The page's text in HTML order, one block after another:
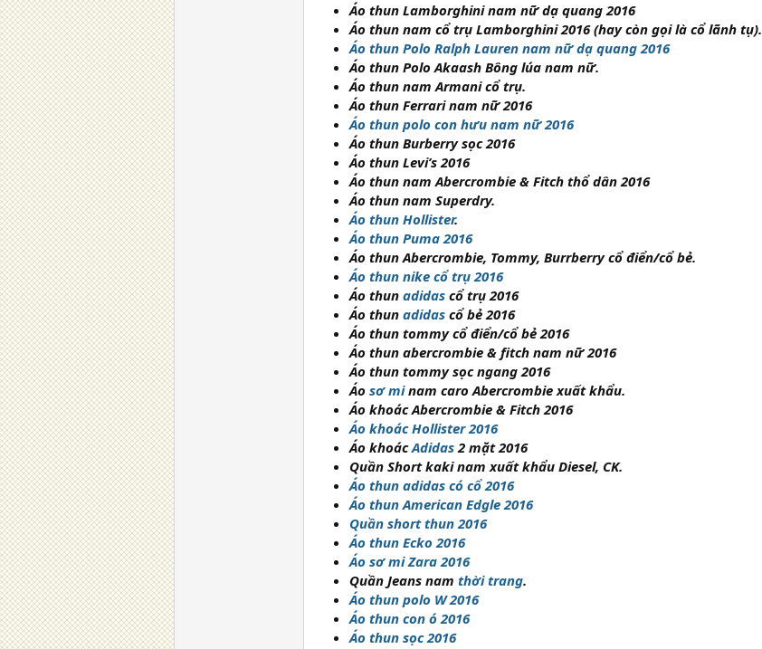
Áo thun Lamborghini nam nữ dạ quang 2016
Áo thun nam cổ trụ Lamborghini 2016 (hay còn gọi là cổ lãnh tụ).
Áo thun Polo Ralph Lauren nam nữ dạ quang 2016
Áo thun Polo Akaash Bông lúa nam nữ.
Áo thun nam Armani cổ trụ.
Áo thun Ferrari nam nữ 2016
Áo thun polo con hưu nam nữ 2016
Áo thun Burberry sọc 2016
Áo thun Levi’s 2016
Áo thun nam Abercrombie & Fitch thổ dân 2016
Áo thun nam Superdry.
Áo thun Hollister.
Áo thun Puma 2016
Áo thun Abercrombie, Tommy, Burrberry cổ điển/cổ bẻ.
Áo thun nike cổ trụ 2016
Áo thun adidas cổ trụ 2016
Áo thun adidas cổ bẻ 2016
Áo thun tommy cổ điển/cổ bẻ 2016
Áo thun abercrombie & fitch nam nữ 2016
Áo thun tommy sọc ngang 2016
Áo sơ minam caro Abercrombie xuất khẩu.
Áo khoác Abercrombie & Fitch 2016
Áo khoác Hollister 2016
Áo khoácAdidas2 mặt 2016
Quần Short kaki nam xuất khẩu Diesel, CK.
Áo thun adidas có cổ 2016
Áo thun American Edgle 2016
Quần short thun 2016
Áo thun Ecko 2016
Áo sơ mi Zara 2016
Quần Jeans nam thời trang.
Áo thun polo W 2016
Áo thun con ó 2016
Áo thun sọc 2016